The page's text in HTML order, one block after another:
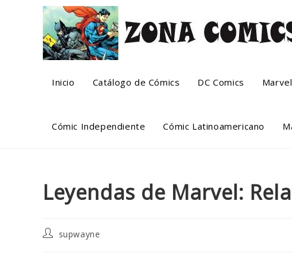
Inicio Catálogo de Cómics DC Comics
Cómic Independiente Cómic Latinoamericano
Leyendas de Marvel:
Postsupwayne